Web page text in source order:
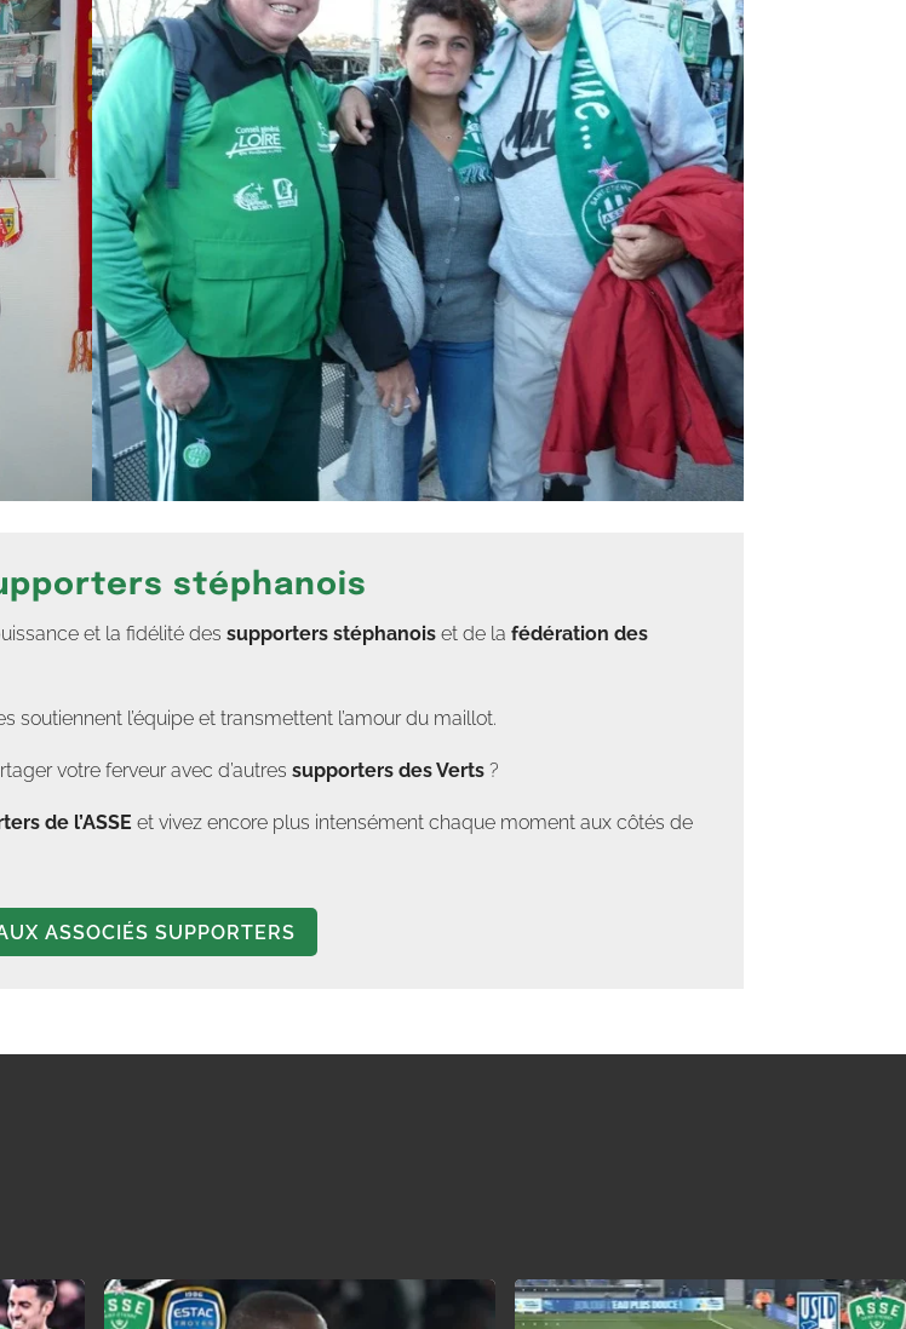
stéphanois
et la fidélité des supporters stéphanois et de la fédération des
l’équipe et transmettent l’amour du maillot.
votre ferveur avec d’autres supporters des Verts ?
de l’ASSE et vivez encore plus intensément chaque moment aux côtés de
ASSOCIÉS SUPPORTERS